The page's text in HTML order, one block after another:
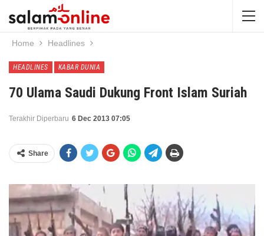
Home Headlines
HEADLINES KABAR DUNIA
70 Ulama Saudi Dukung Front Islam Suriah
Terakhir Diperbaru 6 Dec 2013 07:05
Share